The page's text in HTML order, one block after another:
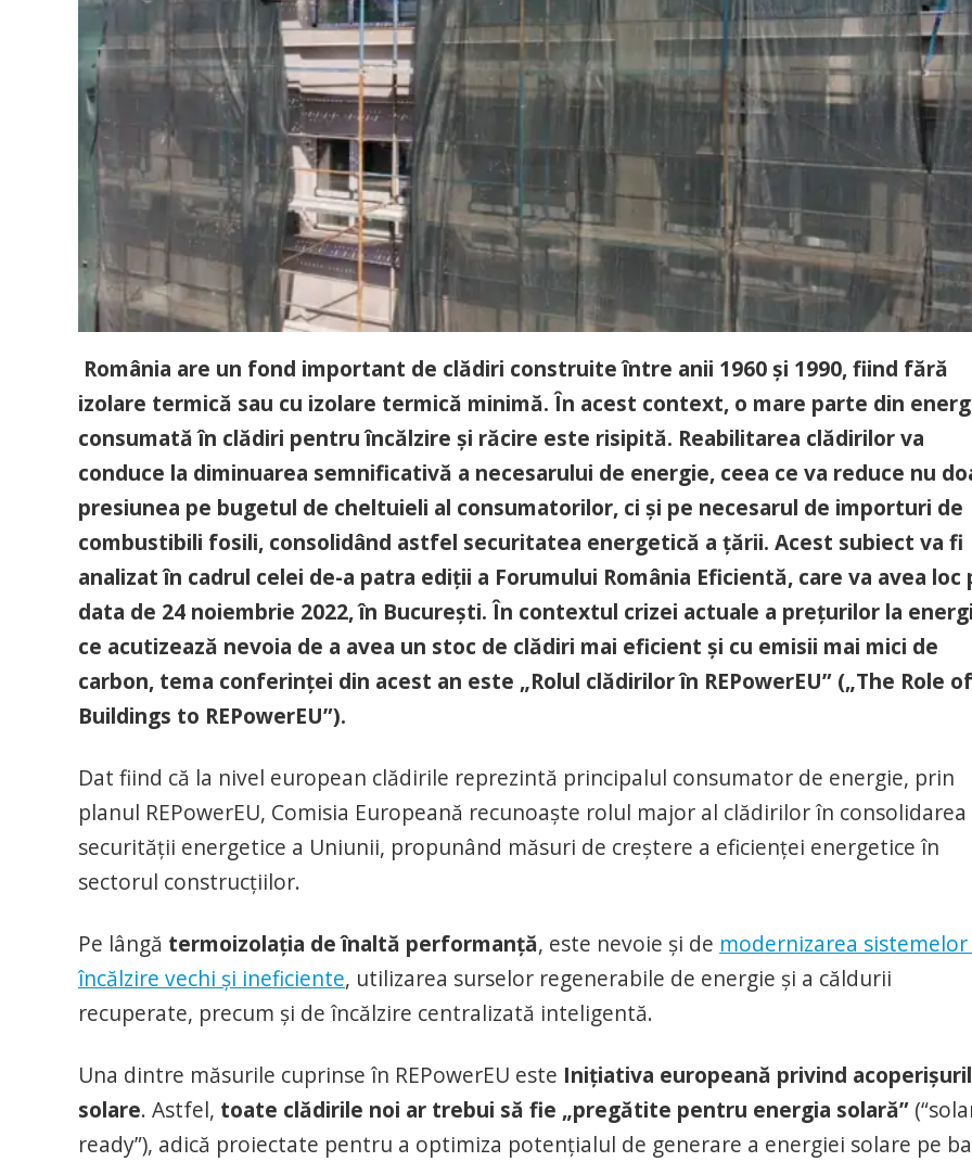
România are un fond important de clădiri construite între anii 1960 și 1990, fiind fără
izolare termică sau cu izolare termică minimă. În acest context, o mare parte din
consumată în clădiri pentru încălzire și răcire este risipită. Reabilitarea clădirilor va
conduce la diminuarea semnificativă a necesarului de energie, ceea ce va reduce nu
presiunea pe bugetul de cheltuieli al consumatorilor, ci și pe necesarul de importuri de
combustibili fosili, consolidând astfel securitatea energetică a țării. Acest subiect va fi
analizat în cadrul celei de-a patra ediții a Forumului România Eficientă, care va avea loc
data de 24 noiembrie 2022, în București. În contextul crizei actuale a prețurilor la
ce acutizează nevoia de a avea un stoc de clădiri mai eficient și cu emisii mai mici de
carbon, tema conferinței din acest an este „Rolul clădirilor în REPowerEU” („The Role of
Buildings to REPowerEU”).
Dat fiind că la nivel european clădirile reprezintă principalul consumator de energie, prin
planul REPowerEU, Comisia Europeană recunoaște rolul major al clădirilor în consolidarea
securității energetice a Uniunii, propunând măsuri de creștere a eficienței energetice în
sectorul construcțiilor.
Pe lângă termoizolația de înaltă performanță, este nevoie și de modernizarea sistemelor
încălzire vechi și ineficiente, utilizarea surselor regenerabile de energie și a căldurii
recuperate, precum și de încălzire centralizată inteligentă.
Una dintre măsurile cuprinse în REPowerEU este Inițiativa europeană privind
solare. Astfel, toate clădirile noi ar trebui să fie „pregătite pentru energia solară”
ready”), adică proiectate pentru a optimiza potențialul de generare a energiei solare pe